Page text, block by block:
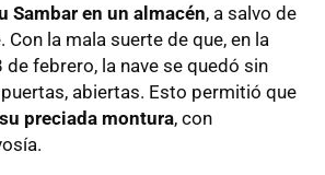
Sambar en un almacén, a salvo de
Con la mala suerte de que, en la
febrero, la nave se quedó sin
abiertas. Esto permitió que
preciada montura, con